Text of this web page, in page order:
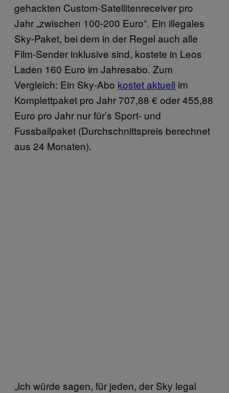
gehackten Custom-Satellitenreceiver pro
Jahr „zwischen 100-200 Euro”. Ein illegales
Sky-Paket, bei dem in der Regel auch alle
Film-Sender inklusive sind, kostete in Leos
Laden 160 Euro im Jahresabo. Zum
Vergleich: Ein Sky-Abo kostet aktuell im
Komplettpaket pro Jahr 707,88 € oder 455,88
Euro pro Jahr nur für’s Sport- und
Fussballpaket (Durchschnittspreis berechnet
aus 24 Monaten).
„Ich würde sagen, für jeden, der Sky legal